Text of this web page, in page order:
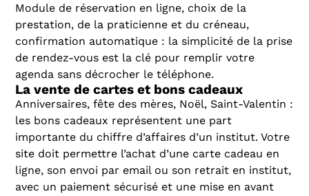
Module de réservation en ligne, choix de la
prestation, de la praticienne et du créneau,
confirmation automatique : la simplicité de la prise
de rendez-vous est la clé pour remplir votre
agenda sans décrocher le téléphone.
La vente de cartes et bons cadeaux
Anniversaires, fête des mères, Noël, Saint-Valentin :
les bons cadeaux représentent une part
importante du chiffre d’affaires d’un institut. Votre
site doit permettre l’achat d’une carte cadeau en
ligne, son envoi par email ou son retrait en institut,
avec un paiement sécurisé et une mise en avant